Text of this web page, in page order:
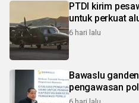
PTDI kirim
untuk perkuat
6 hari lalu
Bawaslu
pengawasan